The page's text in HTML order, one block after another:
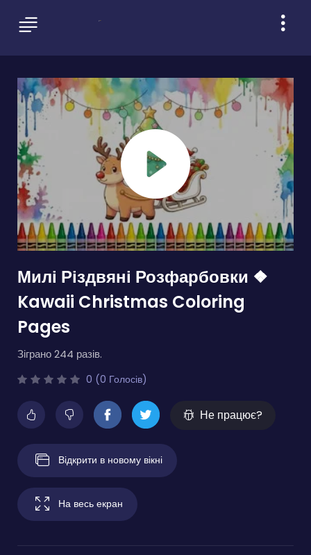
Милі Різдвяні Розфарбовки ❖
Kawaii Christmas Coloring
Pages
Зіграно 244 разів.
0 (0 Голосів)
Не працює?
Відкрити в новому вікні
На весь екран